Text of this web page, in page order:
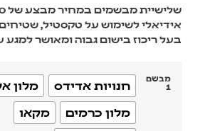
שלישיית מבשמים במחיר מבצע של 99.90 ש״ח.
אידיאלי לשימוש על טקסטיל, שטיחים
בעל ריכוז בישום גבוה ומאושר למגע
מבשם
1 חנויות אדידס
מלון
מלון כרמים
מקאו